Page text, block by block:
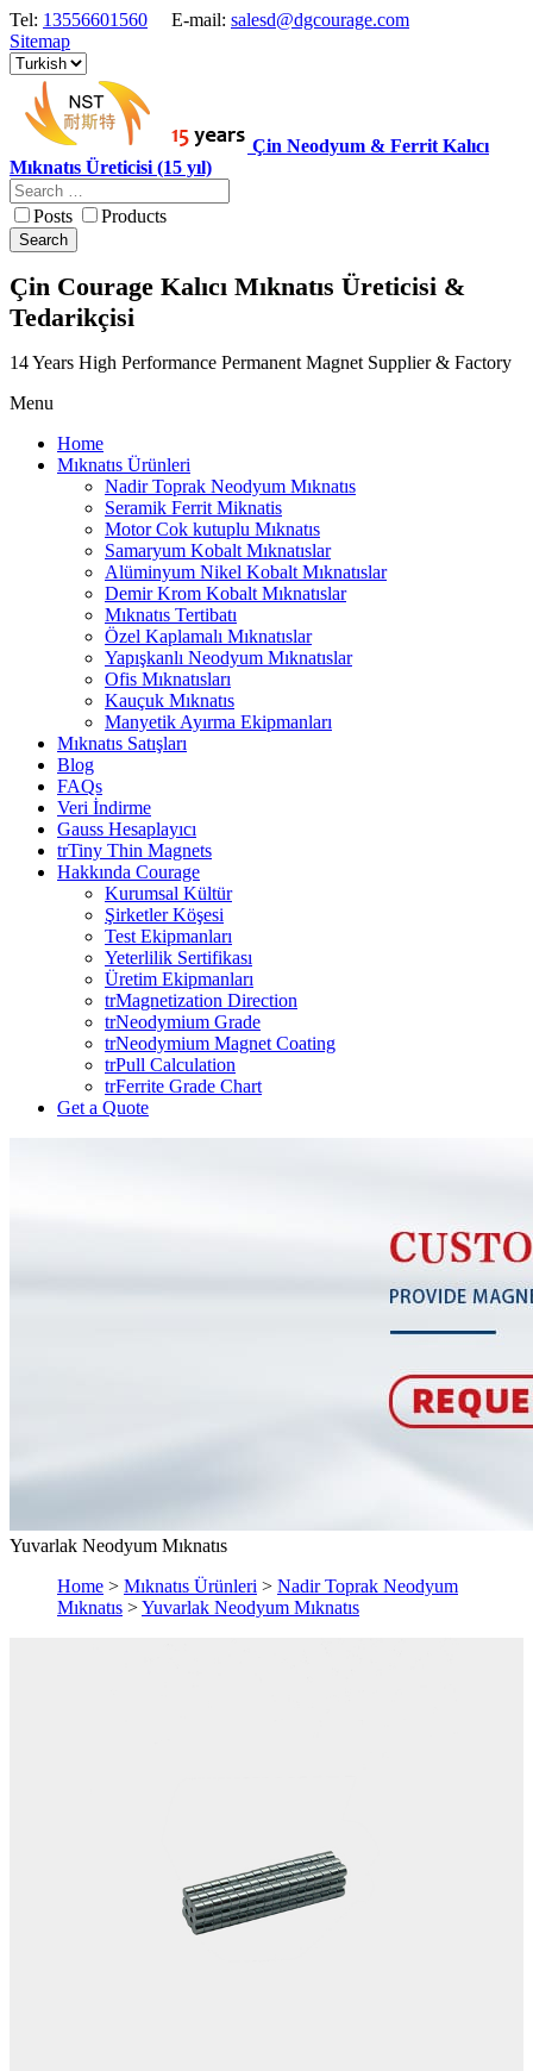
Tel: 13556601560 E-mail: salesd@dgcourage.com
Sitemap
Çin Neodyum & Ferrit Kalıcı
Mıknatıs Üreticisi (15 yıl)
Posts Products
Search
Çin Courage Kalıcı Mıknatıs Üreticisi &
Tedarikçisi
14 Years High Performance Permanent Magnet Supplier & Factory
Menu
Home
Mıknatıs Ürünleri
Nadir Toprak Neodyum Mıknatıs
Seramik Ferrit Miknatis
Motor Cok kutuplu Mıknatıs
Samaryum Kobalt Mıknatıslar
Alüminyum Nikel Kobalt Mıknatıslar
Demir Krom Kobalt Mıknatıslar
Mıknatıs Tertibatı
Özel Kaplamalı Mıknatıslar
Yapışkanlı Neodyum Mıknatıslar
Ofis Mıknatısları
Kauçuk Mıknatıs
Manyetik Ayırma Ekipmanları
Mıknatıs Satışları
Blog
FAQs
Veri İndirme
Gauss Hesaplayıcı
trTiny Thin Magnets
Hakkında Courage
Kurumsal Kültür
Şirketler Köşesi
Test Ekipmanları
Yeterlilik Sertifikası
Üretim Ekipmanları
trMagnetization Direction
trNeodymium Grade
trNeodymium Magnet Coating
trPull Calculation
trFerrite Grade Chart
Get a Quote
Yuvarlak Neodyum Mıknatıs
Home > Mıknatıs Ürünleri > Nadir Toprak Neodyum
Mıknatıs >Yuvarlak Neodyum Mıknatıs